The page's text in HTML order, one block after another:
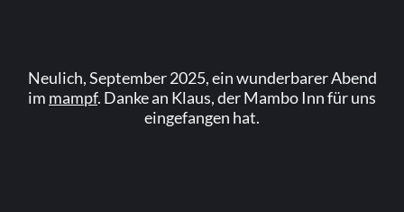
Neulich, September 2025, ein wunderbarer Abend
im mampf. Danke an Klaus, der Mambo Inn für uns
eingefangen hat.